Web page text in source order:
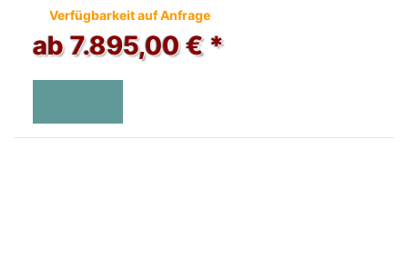
Verfügbarkeit auf Anfrage
ab 7.895,00 € *